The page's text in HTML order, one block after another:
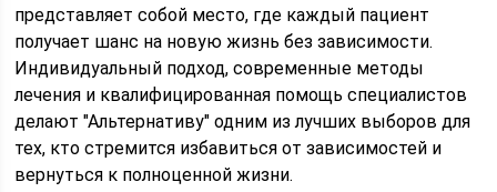
представляет собой место, где каждый пациент
получает шанс на новую жизнь без зависимости.
Индивидуальный подход, современные методы
лечения и квалифицированная помощь специалистов
делают "Альтернативу" одним из лучших выборов для
тех, кто стремится избавиться от зависимостей и
вернуться к полноценной жизни.